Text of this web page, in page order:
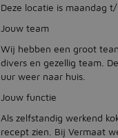
Deze locatie is maandag
Jouw team
Wij hebben een groot
divers en gezellig team.
uur weer naar huis.
Jouw functie
Als zelfstandig werkend
recept zien. Bij Vermaat